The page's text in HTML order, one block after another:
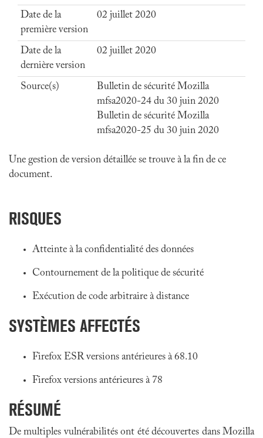
Date de la
première version
02 juillet 2020
Date de la
dernière version
02 juillet 2020
Source(s)
Bulletin de sécurité Mozilla
mfsa2020-24 du 30 juin 2020
Bulletin de sécurité Mozilla
mfsa2020-25 du 30 juin 2020
Une gestion de version détaillée se trouve à la fin de ce
document.
RISQUES
Atteinte à la confidentialité des données
Contournement de la politique de sécurité
Exécution de code arbitraire à distance
SYSTÈMES AFFECTÉS
Firefox ESR versions antérieures à 68.10
Firefox versions antérieures à 78
RÉSUMÉ
De multiples vulnérabilités ont été découvertes dans Mozilla